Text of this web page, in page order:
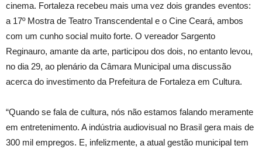
cinema. Fortaleza recebeu mais uma vez dois grandes eventos:
a 17º Mostra de Teatro Transcendental e o Cine Ceará, ambos
com um cunho social muito forte. O vereador Sargento
Reginauro, amante da arte, participou dos dois, no entanto levou,
no dia 29, ao plenário da Câmara Municipal uma discussão
acerca do investimento da Prefeitura de Fortaleza em Cultura.
“Quando se fala de cultura, nós não estamos falando meramente
em entretenimento. A indústria audiovisual no Brasil gera mais de
300 mil empregos. E, infelizmente, a atual gestão municipal tem